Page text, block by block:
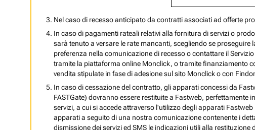
Nel caso di recesso anticipato da contratti associati ad offerte
In caso di pagamenti rateali relativi alla fornitura di servizi o
sarà tenuto a versare le rate mancanti, scegliendo se
preferenza nella comunicazione di recesso o contattare il
tramite la piattaforma online Monclick, o tramite finanziamento
vendita stipulate in fase di adesione sul sito Monclick o con
In caso di cessazione del contratto, gli apparati concessi da
FASTGate) dovranno essere restituite a Fastweb,
servizi, a cui si accede attraverso l'utilizzo degli apparati
apparati a seguito di una nostra comunicazione contenente i
dismissione dei servizi ed SMS le indicazioni utili alla